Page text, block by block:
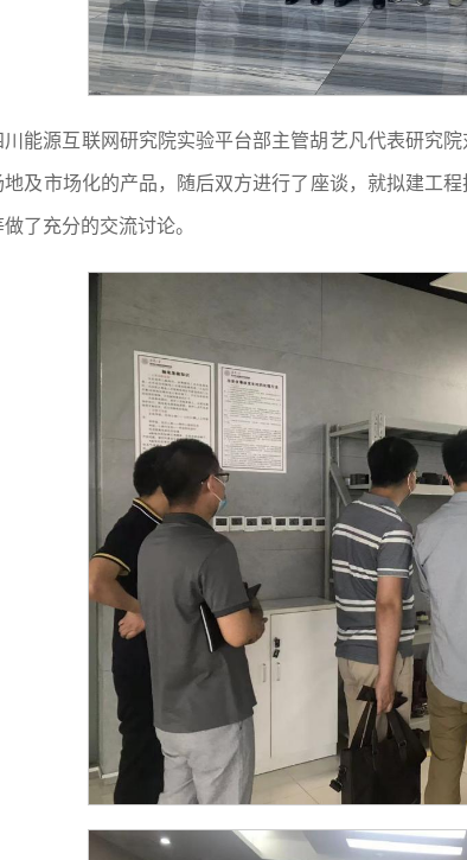
川能源互联网研究院实验平台部主管胡艺凡代表研究
及市场化的产品，随后双方进行了座谈，就拟建工
了充分的交流讨论。